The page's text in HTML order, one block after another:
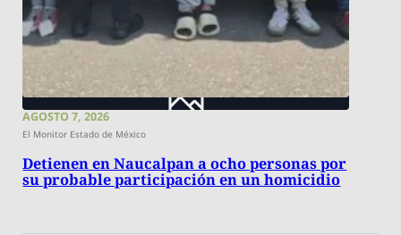
AGOSTO 7, 2026
El Monitor Estado de México
Detienen en Naucalpan a ocho personas por
su probable participación en un homicidio